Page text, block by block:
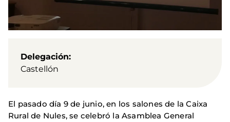
Delegación
Castellón
El pasado día 9 de junio, en los salones de la Caixa
Rural de Nules, se celebró la Asamblea General